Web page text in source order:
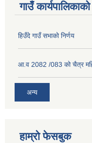
गाउँ
हिउँदे गाउँ सभाको निर्णय
आ.व 2082 /083 को चैत्र
अन्य
हाम्रो फेसबुक